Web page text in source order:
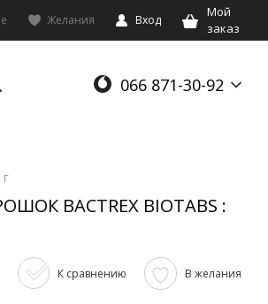
Желания Вход
Мой
заказ
066 871-30-92
Г
BACTREX BIOTABS :
К сравнению В желания